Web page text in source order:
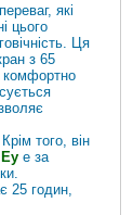
які
цього
Ця
з 65
комфортно
Крім того, він
e за
25 годин,